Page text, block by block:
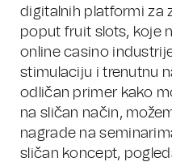
digitalnih platformi za
poput fruit slots, koje
online casino
stimulaciju i trenutnu
odličan primer kako
na sličan način,
nagrade na
sličan koncept,